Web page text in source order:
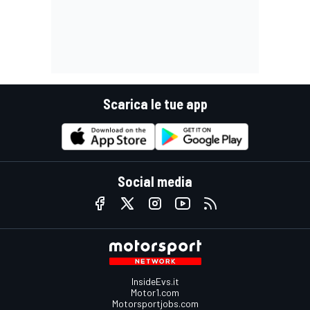
Scarica le tue app
Social media
InsideEvs.it
Motor1.com
Motorsportjobs.com